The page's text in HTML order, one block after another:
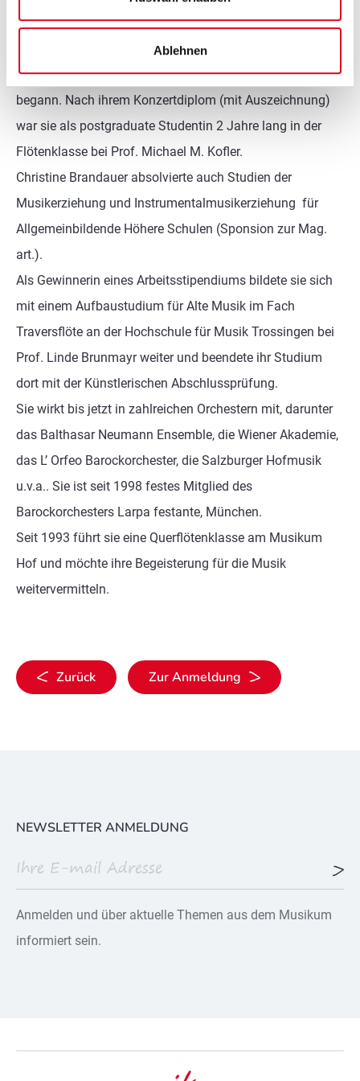
Ablehnen
bei Jugend musiziert, als sie an der Hochschule für Musik
und Darstellende Kunst Mozarteum in Salzburg
Konzertfach Flöte bei Prof. Irena Grafenauer zu studieren
begann. Nach ihrem Konzertdiplom (mit Auszeichnung)
war sie als postgraduate Studentin 2 Jahre lang in der
Flötenklasse bei Prof. Michael M. Kofler.
Christine Brandauer absolvierte auch Studien der
Musikerziehung und Instrumentalmusikerziehung für
Allgemeinbildende Höhere Schulen (Sponsion zur Mag.
art.).
Als Gewinnerin eines Arbeitsstipendiums bildete sie sich
mit einem Aufbaustudium für Alte Musik im Fach
Traversflöte an der Hochschule für Musik Trossingen bei
Prof. Linde Brunmayr weiter und beendete ihr Studium
dort mit der Künstlerischen Abschlussprüfung.
Sie wirkt bis jetzt in zahlreichen Orchestern mit, darunter
das Balthasar Neumann Ensemble, die Wiener Akademie,
das L’ Orfeo Barockorchester, die Salzburger Hofmusik
u.v.a.. Sie ist seit 1998 festes Mitglied des
Barockorchesters Larpa festante, München.
Seit 1993 führt sie eine Querflötenklasse am Musikum
Hof und möchte ihre Begeisterung für die Musik
weitervermitteln.
Zurück Zur Anmeldung
NEWSLETTER ANMELDUNG
Anmelden und über aktuelle Themen aus dem Musikum
informiert sein.